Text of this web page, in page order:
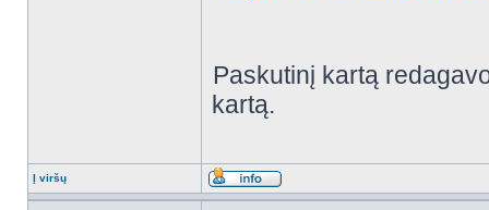
Paskutinį kartą
kartą.
Į viršų